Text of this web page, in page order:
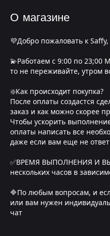
О магазине
💜Добро пожаловать к
💫Работаем с 9:00 по
то не переживайте, утром
❇️Как происходит покупка?
После оплаты создастся
заказ и как можно скорее
Чтобы ускорить
оплаты написать все
даже если вам еще не
✅ВРЕМЯ ВЫПОЛНЕНИЯ И
нескольких часов в
🔷По любым вопросам, и
или вам нужен
чат